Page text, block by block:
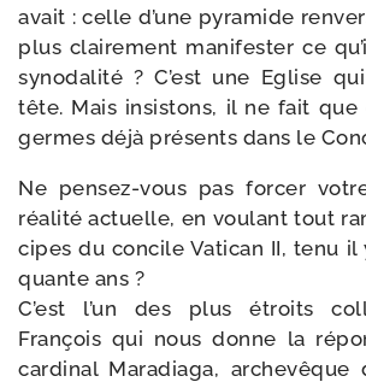
avait : celle d’une pyra­mide
plus clai­re­ment mani­fes­ter ce
syno­da­li­té ? C’est une Eglise
tête. Mais insis­tons, il ne fait
germes déjà pré­sents dans le
Ne pensez-​vous pas for­cer
réa­li­té actuelle, en vou­lant tout
cipes du concile Vatican II, tenu
quante ans ?
C’est l’un des plus étroits
François qui nous donne la
car­di­nal Maradiaga, arche­vêque